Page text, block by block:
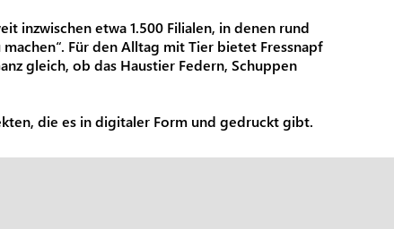
inzwischen etwa 1.500 Filialen, in denen rund
Für den Alltag mit Tier bietet Fressnapf
gleich, ob das Haustier Federn, Schuppen
die es in digitaler Form und gedruckt gibt.